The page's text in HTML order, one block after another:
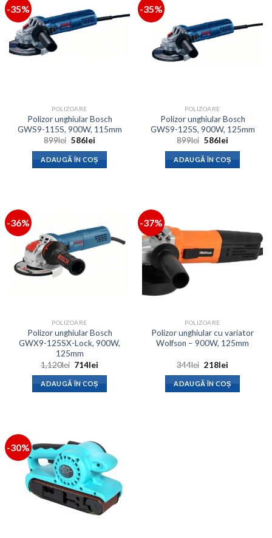
-35%
POLIZOARE
Polizor unghiular Bosch
GWS9-115S, 900W, 115mm
899lei Prețul
a
fost:
899lei.
586leiPrețul
este:
586lei.
ADAUGĂ ÎN COȘ
-35%
POLIZOARE
Polizor unghiular Bosch
GWS9-125S, 900W, 125mm
899lei Prețul
a
fost:
899lei.
586leiPrețul
este:
586lei.
ADAUGĂ ÎN COȘ
-36%
POLIZOARE
Polizor unghiular Bosch
GWX9-125SX-Lock, 900W,
125mm
1,120lei Prețul
a
fost:
1,120lei.
714lei
ADAUGĂ ÎN COȘ
-37%
POLIZOARE
Polizor unghiular cu variator
Wolfson – 900W, 125mm
344lei Prețul
a
fost:
344lei.
218leiPrețul
este:
218lei.
ADAUGĂ ÎN COȘ
-30%